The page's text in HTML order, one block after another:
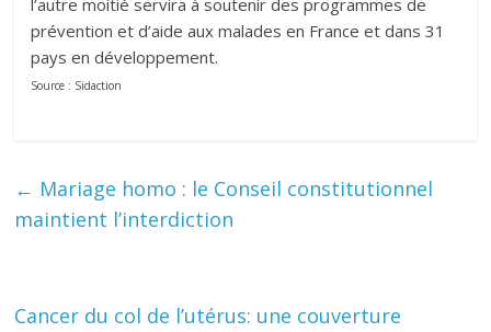
l’autre moitié servira à soutenir des programmes de
prévention et d’aide aux malades en France et dans 31
pays en développement.
Source : Sidaction
← Mariage homo : le Conseil constitutionnel
maintient l’interdiction
Cancer du col de l’utérus: une couverture